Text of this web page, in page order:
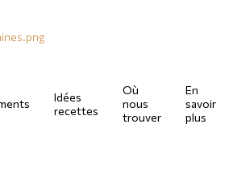
Idées
recettes
Où
nous
trouver
En
savoir
plus